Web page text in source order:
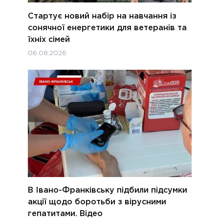
Стартує новий набір на навчання із
сонячної енергетики для ветеранів та
їхніх сімей
06.08.2026
В Івано-Франківську підбили підсумки
акції щодо боротьби з вірусними
гепатитами. Відео